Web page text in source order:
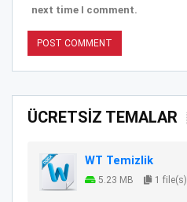
next time I comment.
ÜCRETSİZ TEMALAR
WT Temizlik
5.23 MB 1 file(s)